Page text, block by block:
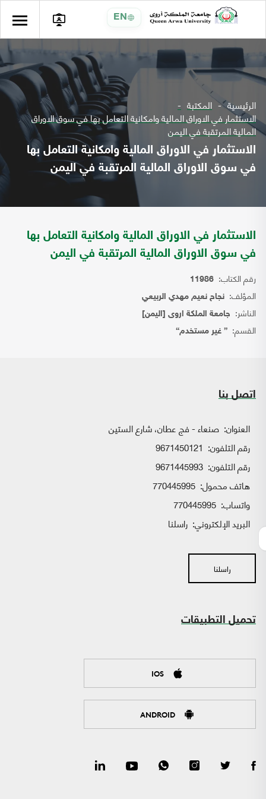
EN
الرئيسية المكتبة
الاستثمار في الاوراق المالية وامكانية التعامل بها في سوق الاوراق
المالية المرتقبة في اليمن
الاستثمار في الاوراق المالية وامكانية التعامل بها
في سوق الاوراق المالية المرتقبة في اليمن
الاستثمار في الاوراق المالية وامكانية التعامل بها
في سوق الاوراق المالية المرتقبة في اليمن
رقم الكتاب: 11986
المؤلف: نجاح نعيم مهدي الربيعي
الناشر: جامعة الملكة اروى [اليمن]
القسم: { غير مستخدم}
اتصل بنا
العنوان: صنعاء - فج عطان، شارع الستين
رقم التلفون: 9671450121
رقم التلفون: 9671445993
هاتف محمول: 770445995
واتساب:
البريد الإلكتروني: راسلنا
راسلنا
تحميل التطبيقات
IOS
ANDROID